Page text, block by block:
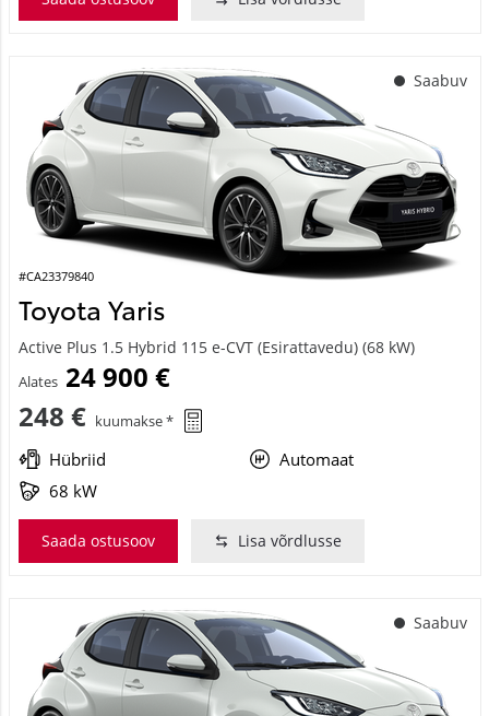
Saabuv
#CA23379840
Toyota Yaris
Active Plus 1.5 Hybrid 115 e-CVT (Esirattavedu) (68 kW)
Alates 24 900 €
248 € kuumakse *
Hübriid
Automaat
68 kW
Saada ostusoov Lisa võrdlusse
Saabuv